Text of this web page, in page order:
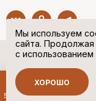
© “НЕМЕЦКАЯ ОБУВЬ”
Политика в
Сделано в
Мы используем
сайта. Продолжая
с
ХОРОШО
500 руб.